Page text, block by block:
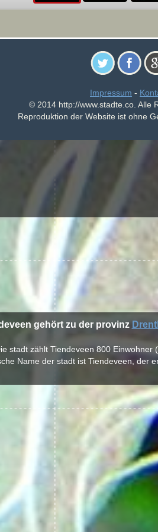
Impressum -
© 2014 http://www.stadte.co. Alle
Reproduktion der Website ist ohne
gehört zu der provinz
stadt zählt Tiendeveen 800 Einwohner
Name der stadt ist Tiendeveen, der